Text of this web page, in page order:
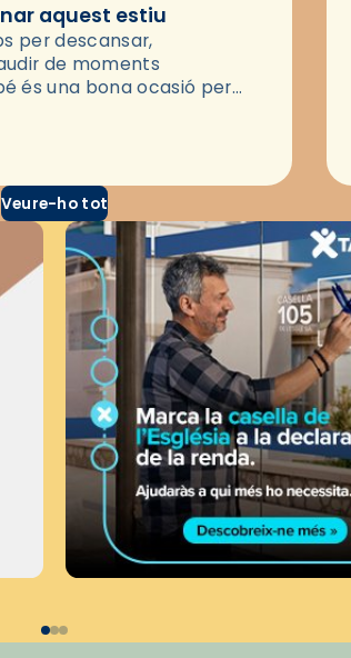
aquest estiu
per descansar,
de moments
és una bona ocasió per
reflexionar sobre les…
Veure-ho tot